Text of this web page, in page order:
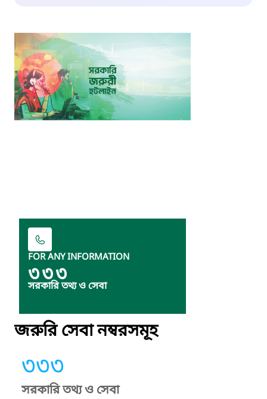
FOR ANY INFORMATION
৩৩৩
সরকারি তথ্য ও সেবা
জরুরি সেবা নম্বরসমূহ
৩৩৩
সরকারি তথ্য ও সেবা